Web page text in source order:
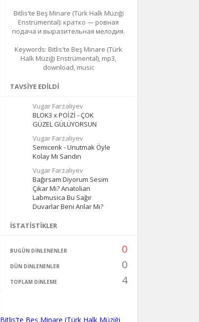
Bitlis'te Beş Minare (Türk Halk Müziği
Enstrümental): кратко — ровная
подача и выразительная мелодия.
Keywords: Bitlis'te Beş Minare (Türk
Halk Müziği Enstrümental), mp3,
download, music
TAVSIYE EDILDI
Vugar Farzaliyev
BLOK3 x POİZİ - ÇOK
GÜZEL GÜLÜYORSUN
Vugar Farzaliyev
Semicenk - Unutmak Öyle
Kolay Mı Sandın
Vugar Farzaliyev
Bağırsam Diyorum Sesim
Çıkar Mı? Anatolian
Labmusica Bu Sağır
Duvarlar Beni Anlar Mı?
İSTATISTIKLER
BUGÜN DINLENENLER 0
DÜN DINLENENLER 0
TOPLAM DINLEME 4
Bitlis'te Beş Minare (Türk Halk Müziği